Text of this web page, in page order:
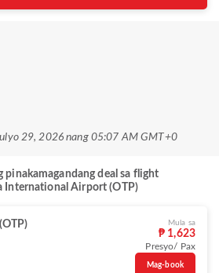
29, 2026 nang 05:07 AM GMT+0
pinakamagandang deal sa flight
International Airport (OTP)
Mula sa
₱ 1,623
Presyo/ Pax
Mag-book